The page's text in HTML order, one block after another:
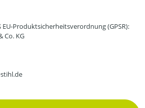
Produktsicherheitsverordnung (GPSR):
Co. KG